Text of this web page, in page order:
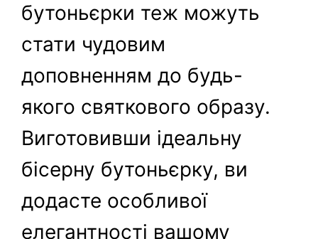
бутоньєрки теж можуть
стати чудовим
доповненням до будь-
якого святкового образу.
Виготовивши ідеальну
бісерну бутоньєрку, ви
додасте особливої
елегантності вашому